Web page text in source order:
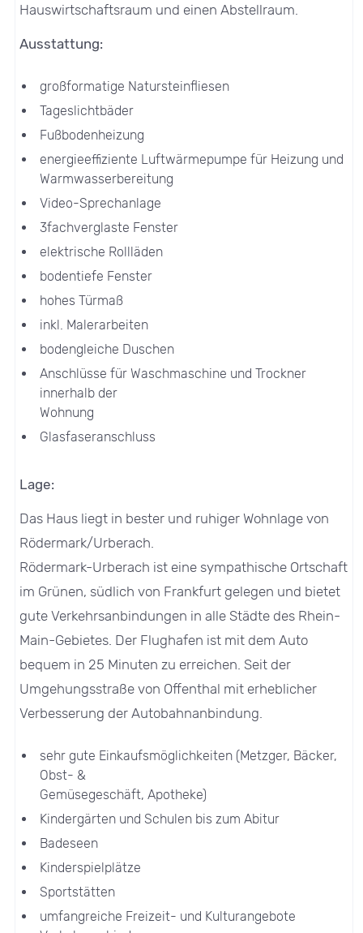
Hauswirtschaftsraum und einen Abstellraum.
Ausstattung:
großformatige Natursteinfliesen
Tageslichtbäder
Fußbodenheizung
energieeffiziente Luftwärmepumpe für Heizung und
Warmwasserbereitung
Video-Sprechanlage
3fachverglaste Fenster
elektrische Rollläden
bodentiefe Fenster
hohes Türmaß
inkl. Malerarbeiten
bodengleiche Duschen
Anschlüsse für Waschmaschine und Trockner
innerhalb der
Wohnung
Glasfaseranschluss
Lage:
Das Haus liegt in bester und ruhiger Wohnlage von
Rödermark/Urberach.
Rödermark-Urberach ist eine sympathische Ortschaft
im Grünen, südlich von Frankfurt gelegen und bietet
gute Verkehrsanbindungen in alle Städte des Rhein-
Main-Gebietes. Der Flughafen ist mit dem Auto
bequem in 25 Minuten zu erreichen. Seit der
Umgehungsstraße von Offenthal mit erheblicher
Verbesserung der Autobahnanbindung.
sehr gute Einkaufsmöglichkeiten (Metzger, Bäcker,
Obst- &
Gemüsegeschäft, Apotheke)
Kindergärten und Schulen bis zum Abitur
Badeseen
Kinderspielplätze
Sportstätten
umfangreiche Freizeit- und Kulturangebote